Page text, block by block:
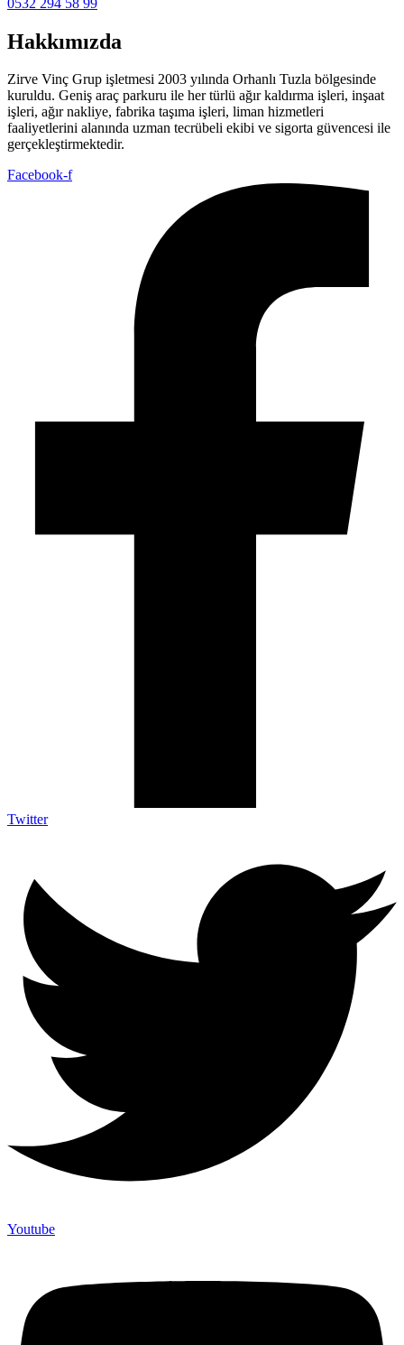
Hakkımızda
Zirve Vinç Grup işletmesi 2003 yılında Orhanlı Tuzla bölgesinde
kuruldu. Geniş araç parkuru ile her türlü ağır kaldırma işleri, inşaat
işleri, ağır nakliye, fabrika taşıma işleri, liman hizmetleri
faaliyetlerini alanında uzman tecrübeli ekibi ve sigorta güvencesi ile
gerçekleştirmektedir.
Facebook-f
Twitter
Youtube